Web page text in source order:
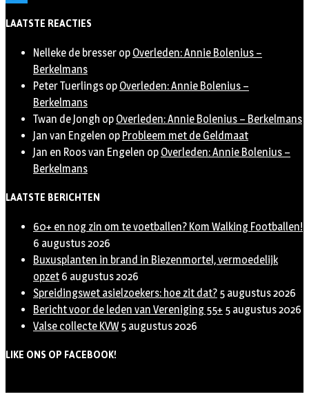
LAATSTE REACTIES
Nelleke de bresser op Overleden: Annie Bolenius –
Berkelmans
Peter Tuerlings op Overleden: Annie Bolenius –
Berkelmans
Twan de Jongh op Overleden: Annie Bolenius – Berkelmans
Jan van Engelen op Probleem met de Geldmaat
Jan en Roos van Engelen op Overleden: Annie Bolenius –
Berkelmans
LAATSTE BERICHTEN
60+ en nog zin om te voetballen? Kom Walking Footballen!
6 augustus 2026
Buxusplanten in brand in Biezenmortel, vermoedelijk
opzet 6 augustus 2026
Spreidingswet asielzoekers: hoe zit dat? 5 augustus 2026
Bericht voor de leden van Vereniging 55+ 5 augustus 2026
Valse collecte KVW 5 augustus 2026
LIKE ONS OP FACEBOOK!